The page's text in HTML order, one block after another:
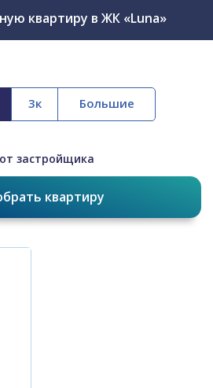
квартиру в ЖК «Luna»
застройщика
квартиру